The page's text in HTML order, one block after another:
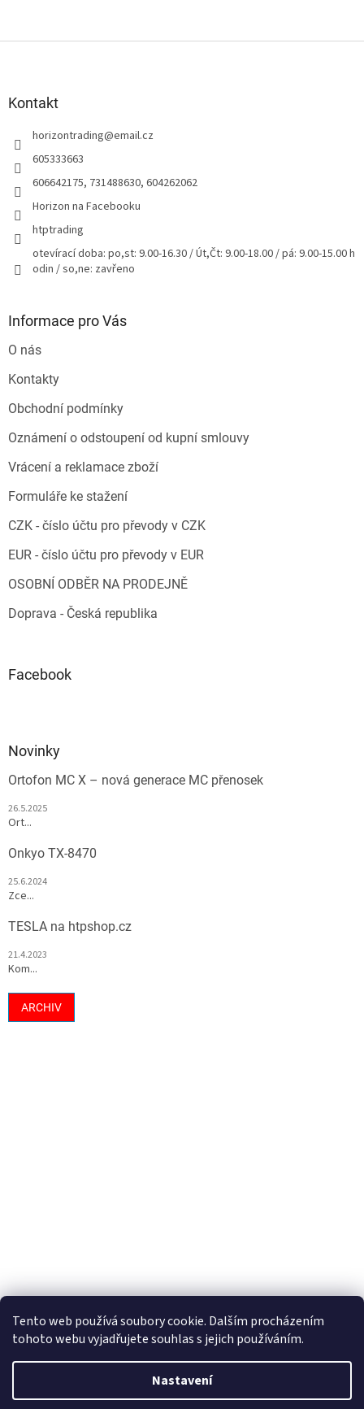
Tento web používá soubory cookie. Dalším procházením
tohoto webu vyjadřujete souhlas s jejich používáním.
Nastavení
Kontakt
horizontrading@email.cz
605333663
606642175, 731488630, 604262062
Horizon na Facebooku
htptrading
otevírací doba: po,st: 9.00-16.30 / Út,Čt: 9.00-18.00 / pá: 9.00-15.00 h
odin / so,ne: zavřeno
Informace pro Vás
O nás
Kontakty
Obchodní podmínky
Oznámení o odstoupení od kupní smlouvy
Vrácení a reklamace zboží
Formuláře ke stažení
CZK - číslo účtu pro převody v CZK
EUR - číslo účtu pro převody v EUR
OSOBNÍ ODBĚR NA PRODEJNĚ
Doprava - Česká republika
Facebook
Novinky
Ortofon MC X – nová generace MC přenosek
26.5.2025
Ort...
Onkyo TX-8470
25.6.2024
Zce...
TESLA na htpshop.cz
21.4.2023
Kom...
ARCHIV